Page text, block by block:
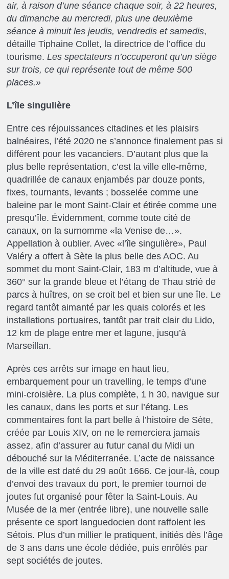
air, à raison d’une séance chaque soir, à 22 heures,
du dimanche au mercredi, plus une deuxième
séance à minuit les jeudis, vendredis et samedis,
détaille Tiphaine Collet, la directrice de l’office du
tourisme. Les spectateurs n’occuperont qu’un siège
sur trois, ce qui représente tout de même 500
places.»
L’île singulière
Entre ces réjouissances citadines et les plaisirs
balnéaires, l’été 2020 ne s’annonce finalement pas si
différent pour les vacanciers. D’autant plus que la
plus belle représentation, c’est la ville elle-même,
quadrillée de canaux enjambés par douze ponts,
fixes, tournants, levants ; bosselée comme une
baleine par le mont Saint-Clair et étirée comme une
presqu’île. Évidemment, comme toute cité de
canaux, on la surnomme «la Venise de…».
Appellation à oublier. Avec «l’île singulière», Paul
Valéry a offert à Sète la plus belle des AOC. Au
sommet du mont Saint-Clair, 183 m d’altitude, vue à
360° sur la grande bleue et l’étang de Thau strié de
parcs à huîtres, on se croit bel et bien sur une île. Le
regard tantôt aimanté par les quais colorés et les
installations portuaires, tantôt par trait clair du Lido,
12 km de plage entre mer et lagune, jusqu’à
Marseillan.
Après ces arrêts sur image en haut lieu,
embarquement pour un travelling, le temps d’une
mini-croisière. La plus complète, 1 h 30, navigue sur
les canaux, dans les ports et sur l’étang. Les
commentaires font la part belle à l’histoire de Sète,
créée par Louis XIV, on ne le remerciera jamais
assez, afin d’assurer au futur canal du Midi un
débouché sur la Méditerranée. L’acte de naissance
de la ville est daté du 29 août 1666. Ce jour-là, coup
d’envoi des travaux du port, le premier tournoi de
joutes fut organisé pour fêter la Saint-Louis. Au
Musée de la mer (entrée libre), une nouvelle salle
présente ce sport languedocien dont raffolent les
Sétois. Plus d’un millier le pratiquent, initiés dès l’âge
de 3 ans dans une école dédiée, puis enrôlés par
sept sociétés de joutes.